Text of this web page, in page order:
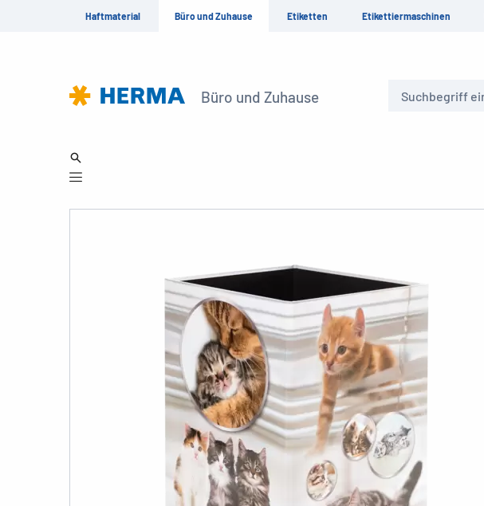
Haftmaterial Büro und Zuhause Etiketten Etikettiermaschinen
Büro und Zuhause